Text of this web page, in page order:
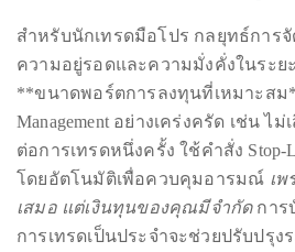
General
Inquiries:
info@theduanewells.com
Sponsorship:
Concierge:
concierge@theduanewells.com
สำหรับนักเทรดมือโปร กลยุทธ์การ
ความอยู่รอดและความมั่งคั่งในระ
**ขนาดพอร์ตการลงทุนที่เหมาะสม
Management อย่างเคร่งครัด เช่น ไ
ต่อการเทรดหนึ่งครั้ง ใช้คำสั่ง Stop-
โดยอัตโนมัติเพื่อควบคุมอารมณ์ เพ
เสมอ แต่เงินทุนของคุณมีจำกัดการ
การเทรดเป็นประจำจะช่วยปรับปรุ